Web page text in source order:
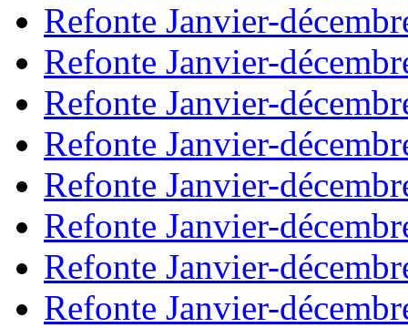
Refonte Janvier-
Refonte Janvier-
Refonte Janvier-
Refonte Janvier-
Refonte Janvier-
Refonte Janvier-
Refonte Janvier-
Refonte Janvier-